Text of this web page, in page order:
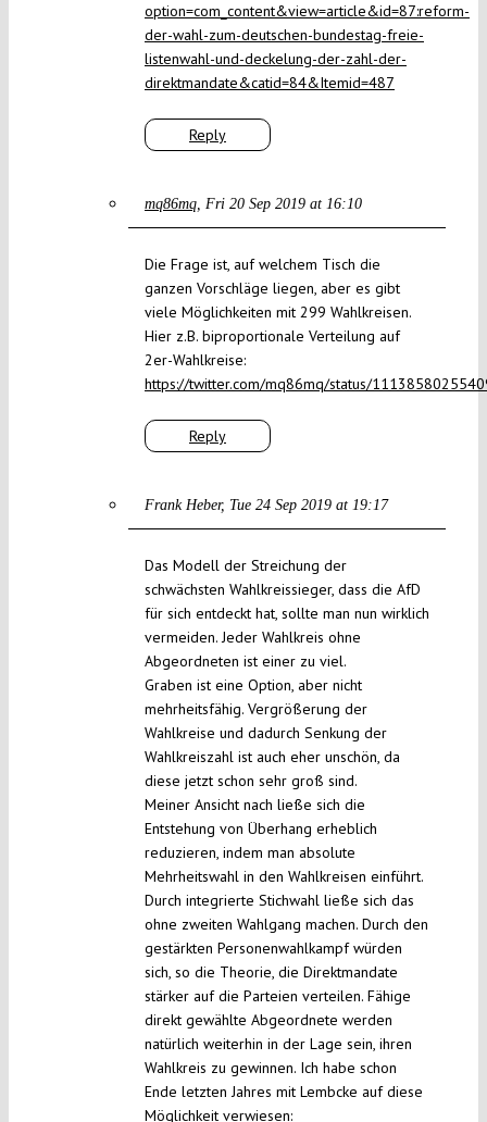
Reply
option=com_content&view=article&id=87:reform-
der-wahl-zum-deutschen-bundestag-freie-
listenwahl-und-deckelung-der-zahl-der-
direktmandate&catid=84&Itemid=487
mq86mq Fri 20 Sep 2019 at 16:10
Reply
Die Frage ist, auf welchem Tisch die
ganzen Vorschläge liegen, aber es gibt
viele Möglichkeiten mit 299 Wahlkreisen.
Hier z.B. biproportionale Verteilung auf
2er-Wahlkreise:
https://twitter.com/mq86mq/status/
Frank Heber Tue 24 Sep 2019 at 19:17
Das Modell der Streichung der
schwächsten Wahlkreissieger, dass die AfD
für sich entdeckt hat, sollte man nun wirklich
vermeiden. Jeder Wahlkreis ohne
Abgeordneten ist einer zu viel.
Graben ist eine Option, aber nicht
mehrheitsfähig. Vergrößerung der
Wahlkreise und dadurch Senkung der
Wahlkreiszahl ist auch eher unschön, da
diese jetzt schon sehr groß sind.
Meiner Ansicht nach ließe sich die
Entstehung von Überhang erheblich
reduzieren, indem man absolute
Mehrheitswahl in den Wahlkreisen einführt.
Durch integrierte Stichwahl ließe sich das
ohne zweiten Wahlgang machen. Durch den
gestärkten Personenwahlkampf würden
sich, so die Theorie, die Direktmandate
stärker auf die Parteien verteilen. Fähige
direkt gewählte Abgeordnete werden
natürlich weiterhin in der Lage sein, ihren
Wahlkreis zu gewinnen. Ich habe schon
Ende letzten Jahres mit Lembcke auf diese
Möglichkeit verwiesen: